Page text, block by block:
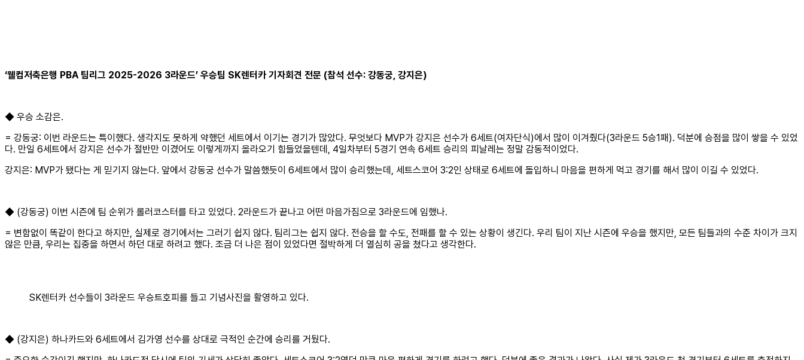
‘웰컴저축은행 PBA 팀리그 2025-2026 3라운드’ 우승팀 SK렌터카 기자회견 전문 (참석 선수: 강동궁, 강지은)
◆ 우승 소감은.
= 강동궁: 이번 라운드는 특이했다. 생각지도 못하게 약했던 세트에서 이기는 경기가 많았다. 무엇보다 MVP가 강지은 선수가 6세트(여자단식)에서 많이 이겨줬다(3라운드 5승1패). 덕분에 승점을 많이 쌓을 수 있었
다. 만일 6세트에서 강지은 선수가 절반만 이겼어도 이렇게까지 올라오기 힘들었을텐데, 4일차부터 5경기 연속 6세트 승리의 피날레는 정말 감동적이었다.
강지은: MVP가 됐다는 게 믿기지 않는다. 앞에서 강동궁 선수가 말씀했듯이 6세트에서 많이 승리했는데, 세트스코어 3:2인 상태로 6세트에 돌입하니 마음을 편하게 먹고 경기를 해서 많이 이길 수 있었다.
◆ (강동궁) 이번 시즌에 팀 순위가 롤러코스터를 타고 있었다. 2라운드가 끝나고 어떤 마음가짐으로 3라운드에 임했나.
= 변함없이 똑같이 한다고 하지만, 실제로 경기에서는 그러기 쉽지 않다. 팀리그는 쉽지 않다. 전승을 할 수도, 전패를 할 수 있는 상황이 생긴다. 우리 팀이 지난 시즌에 우승을 했지만, 모든 팀들과의 수준 차이가 크지
않은 만큼, 우리는 집중을 하면서 하던 대로 하려고 했다. 조금 더 나은 점이 있었다면 절박하게 더 열심히 공을 쳤다고 생각한다.
SK렌터카 선수들이 3라운드 우승트호피를 들고 기념사진을 활영하고 있다.
◆ (강지은) 하나카드와 6세트에서 김가영 선수를 상대로 극적인 순간에 승리를 거뒀다.